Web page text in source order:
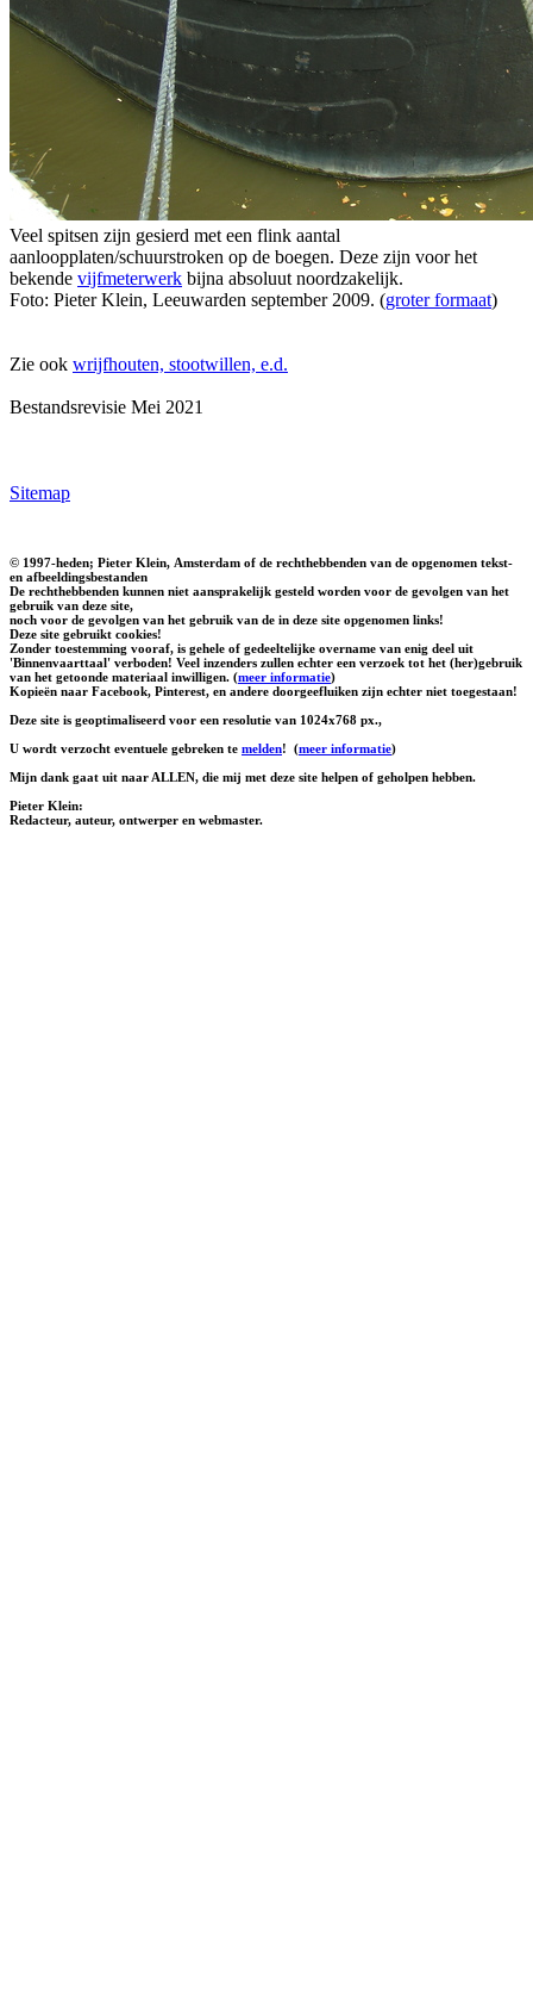
Veel spitsen zijn gesierd met een flink aantal
aanloopplaten/schuurstroken op de boegen. Deze zijn voor het
bekende vijfmeterwerk bijna absoluut noordzakelijk.
Foto: Pieter Klein, Leeuwarden september 2009. (groter formaat)
Zie ook wrijfhouten, stootwillen, e.d.
Bestandsrevisie Mei 2021
Sitemap
© 1997-heden; Pieter Klein, Amsterdam of de rechthebbenden van de opgenomen tekst-
en afbeeldingsbestanden
De rechthebbenden kunnen niet aansprakelijk gesteld worden voor de gevolgen van het
gebruik van deze site,
noch voor de gevolgen van het gebruik van de in deze site opgenomen links!
Deze site gebruikt cookies!
Zonder toestemming vooraf, is gehele of gedeeltelijke overname van enig deel uit
'Binnenvaarttaal' verboden! Veel inzenders zullen echter een verzoek tot het (her)gebruik
van het getoonde materiaal inwilligen. (meer informatie)
Kopieën naar Facebook, Pinterest, en andere doorgeefluiken zijn echter niet toegestaan!
Deze site is geoptimaliseerd voor een resolutie van 1024x768 px.,
U wordt verzocht eventuele gebreken te melden! (meer informatie)
Mijn dank gaat uit naar ALLEN, die mij met deze site helpen of geholpen hebben.
Pieter Klein:
Redacteur, auteur, ontwerper en webmaster.